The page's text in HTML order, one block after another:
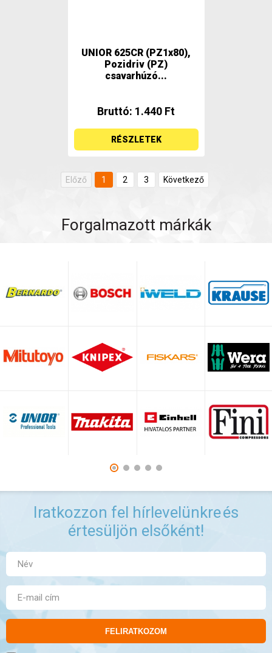
UNIOR 625CR (PZ1x80),
Pozidriv (PZ)
csavarhúzó...
Bruttó: 1.440 Ft
RÉSZLETEK
Előző 1 2 3 Következő
Forgalmazott márkák
Iratkozzon fel hírlevelünkreés
értesüljön elsőként!
FELIRATKOZOM